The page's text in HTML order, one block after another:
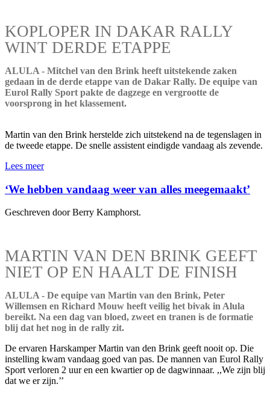
KOPLOPER IN DAKAR RALLY
WINT DERDE ETAPPE
ALULA - Mitchel van den Brink heeft uitstekende zaken
gedaan in de derde etappe van de Dakar Rally. De equipe van
Eurol Rally Sport pakte de dagzege en vergrootte de
voorsprong in het klassement.
Martin van den Brink herstelde zich uitstekend na de tegenslagen in
de tweede etappe. De snelle assistent eindigde vandaag als zevende.
Lees meer
‘We hebben vandaag weer van alles meegemaakt’
Geschreven door Berry Kamphorst.
MARTIN VAN DEN BRINK GEEFT
NIET OP EN HAALT DE FINISH
ALULA - De equipe van Martin van den Brink, Peter
Willemsen en Richard Mouw heeft veilig het bivak in Alula
bereikt. Na een dag van bloed, zweet en tranen is de formatie
blij dat het nog in de rally zit.
De ervaren Harskamper Martin van den Brink geeft nooit op. Die
instelling kwam vandaag goed van pas. De mannen van Eurol Rally
Sport verloren 2 uur en een kwartier op de dagwinnaar. ,,We zijn blij
dat we er zijn.’’